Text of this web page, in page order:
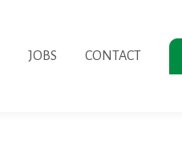
JOBS CONTACT